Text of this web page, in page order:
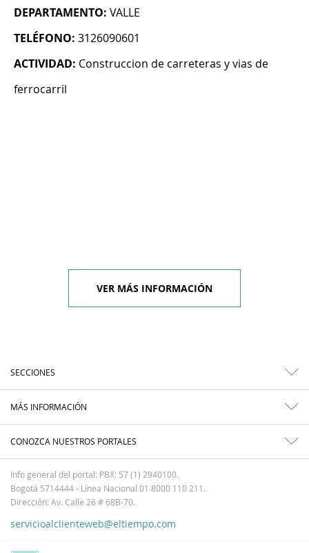
DEPARTAMENTO: VALLE
TELÉFONO: 3126090601
ACTIVIDAD: Construccion de carreteras y vias de
ferrocarril
VER MÁS INFORMACIÓN
SECCIONES
MÁS INFORMACIÓN
CONOZCA NUESTROS PORTALES
Info general del portal: PBX: 57 (1) 2940100.
Bogotá 5714444 - Línea Nacional 01 8000 110 211.
Dirección: Av. Calle 26 # 68B-70.
servicioalclienteweb@eltiempo.com